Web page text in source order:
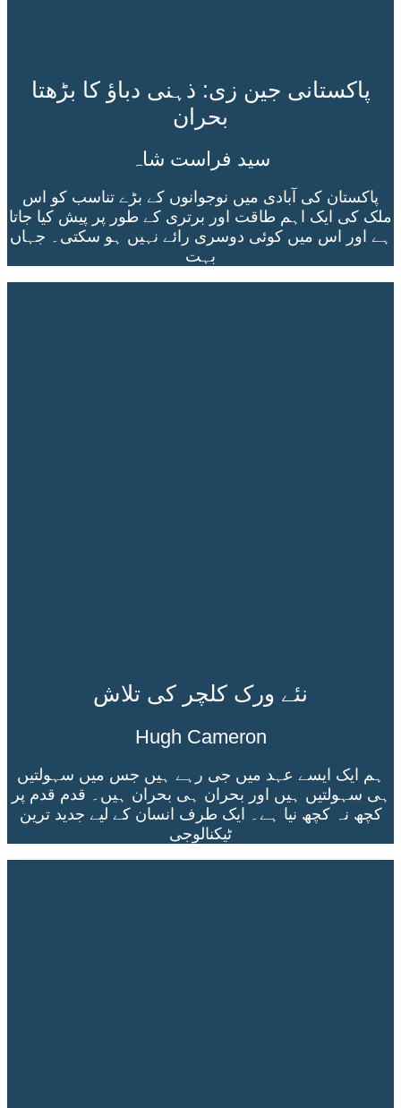
پاکستانی جین زی: ذہنی دباؤ کا بڑھتا
بحران
سید فراست شاہ
پاکستان کی آبادی میں نوجوانوں کے بڑے تناسب کو اس
ملک کی ایک اہم طاقت اور برتری کے طور پر پیش کیا جاتا
ہے اور اس میں کوئی دوسری رائے نہیں ہو سکتی۔ جہاں
بہت
نئے ورک کلچر کی تلاش
Hugh Cameron
ہم ایک ایسے عہد میں جی رہے ہیں جس میں سہولتیں
ہی سہولتیں ہیں اور بحران ہی بحران ہیں۔ قدم قدم پر
کچھ نہ کچھ نیا ہے۔ ایک طرف انسان کے لیے جدید ترین
ٹیکنالوجی